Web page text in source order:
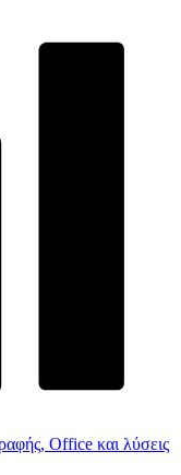
Office και λύσεις